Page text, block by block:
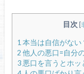
目次 [
1 本当は自信がない
2 他人の悪口=自分
3悪口を言うとホッ